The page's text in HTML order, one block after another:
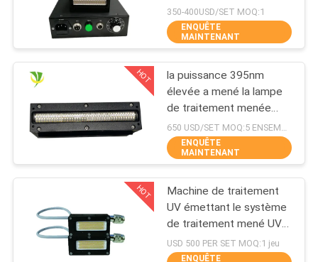
SUJET
NOUS
VISITE
D'USINE
CONTRÔLE
QUALITÉ
LED UV traitant
l'équipement
79
Tache UV de LED
8
dessiccateur UV de
lampe pour l'encre
traitée
350-400USD/SET MOQ:1
ENQUÊTE
MAINTENANT
HOT
la puissance 395nm
élevée a mené la lampe
de traitement menée
ultra-violette pour
l'imprimante UV à plat
ENQUÊTE
MAINTENANT
HOT
Machine de traitement
UV émettant le système
de traitement mené UV
de puissance élevée de
la longueur d'onde
USD 500 PER SET MOQ:1 jeu
ENQUÊTE